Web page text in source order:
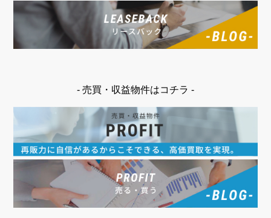
- 売買・収益物件はコチラ -